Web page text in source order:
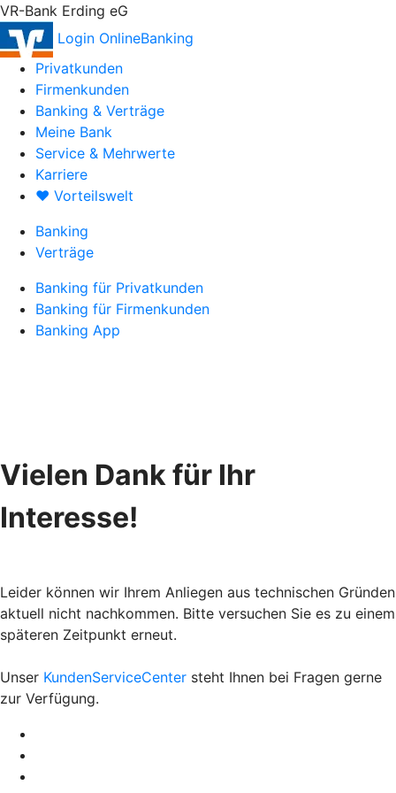
VR-Bank Erding eG
Login OnlineBanking
Privatkunden
Firmenkunden
Banking & Verträge
Meine Bank
Service & Mehrwerte
Karriere
♥ Vorteilswelt
Banking
Verträge
Banking für Privatkunden
Banking für Firmenkunden
Banking App
Vielen Dank für Ihr
Interesse!
Leider können wir Ihrem Anliegen aus technischen Gründen
aktuell nicht nachkommen. Bitte versuchen Sie es zu einem
späteren Zeitpunkt erneut.
Unser KundenServiceCenter steht Ihnen bei Fragen gerne
zur Verfügung.